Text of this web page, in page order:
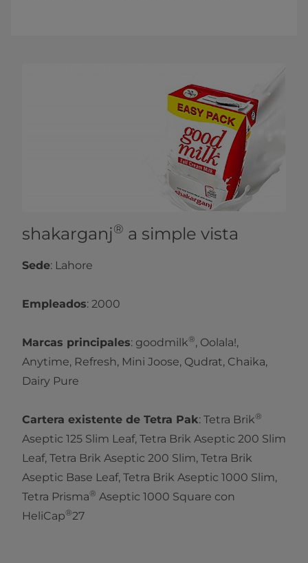
shakarganj® a simple vista
Sede: Lahore
Empleados: 2000
Marcas principales: goodmilk®, Oolala!,
Anytime, Refresh, Mini Joose, Qudrat, Chaika,
Dairy Pure
Cartera existente de Tetra Pak: Tetra Brik®
Aseptic 125 Slim Leaf, Tetra Brik Aseptic 200 Slim
Leaf, Tetra Brik Aseptic 200 Slim, Tetra Brik
Aseptic Base Leaf, Tetra Brik Aseptic 1000 Slim,
Tetra Prisma® Aseptic 1000 Square con
HeliCap®27